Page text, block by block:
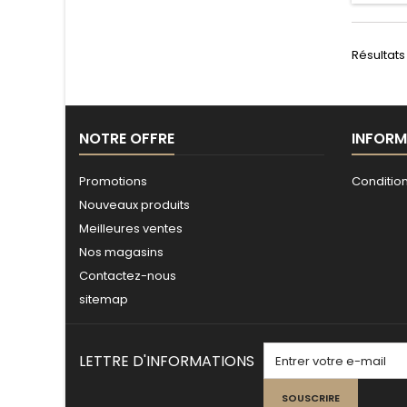
Résultats
NOTRE OFFRE
Promotions
Nouveaux produits
Meilleures ventes
Nos magasins
Contactez-nous
sitemap
LETTRE D'INFORMATIONS
SOUSCRIRE